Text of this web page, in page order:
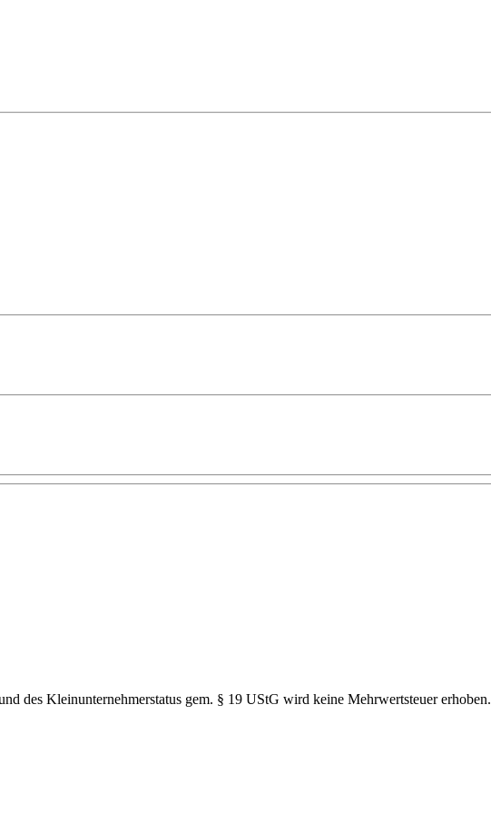
des Kleinunternehmerstatus gem. § 19 UStG wird keine Mehrwertsteuer erhoben.